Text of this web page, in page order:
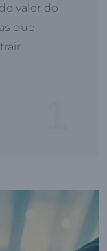
valor do
que